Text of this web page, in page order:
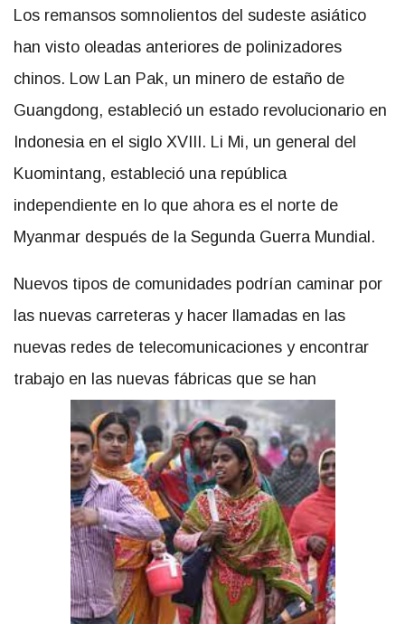
Los remansos somnolientos del sudeste asiático
han visto oleadas anteriores de polinizadores
chinos. Low Lan Pak, un minero de estaño de
Guangdong, estableció un estado revolucionario en
Indonesia en el siglo XVIII. Li Mi, un general del
Kuomintang, estableció una república
independiente en lo que ahora es el norte de
Myanmar después de la Segunda Guerra Mundial.
Nuevos tipos de comunidades podrían caminar por
las nuevas carreteras y hacer llamadas en las
nuevas redes de telecomunicaciones y encontrar
trabajo en las nuevas fábricas que se han